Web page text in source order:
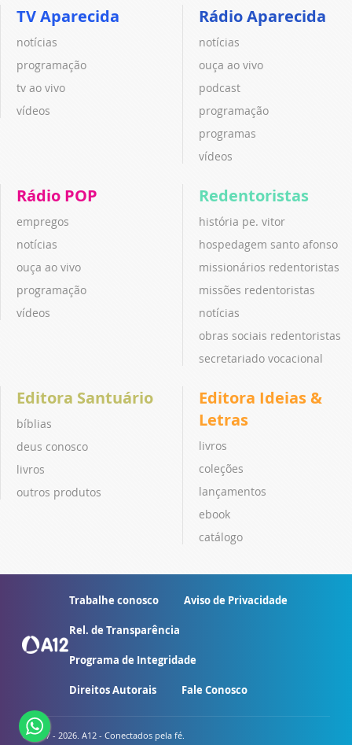
TV Aparecida
notícias
programação
tv ao vivo
vídeos
Rádio Aparecida
notícias
ouça ao vivo
podcast
programação
programas
vídeos
Rádio POP
empregos
notícias
ouça ao vivo
programação
vídeos
Redentoristas
história pe. vitor
hospedagem santo afonso
missionários redentoristas
missões redentoristas
notícias
obras sociais redentoristas
secretariado vocacional
Editora Santuário
bíblias
deus conosco
livros
outros produtos
Editora Ideias &
Letras
livros
coleções
lançamentos
ebook
catálogo
Trabalhe conosco Aviso de Privacidade
Rel. de Transparência
Programa de Integridade
Direitos Autorais Fale Conosco
© 2007 - 2026. A12 - Conectados pela fé.